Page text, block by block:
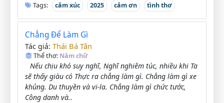
Tags: cảm xúc 2025 cảm ơn tình thơ
Chẳng Để Làm Gì
Tác giả: Thái Bá Tân
Thể thơ: Năm chữ
Nếu chịu khó suy nghĩ, Nghĩ nghiêm túc, nhiều khi Ta
sẽ thấy giàu có Thực ra chẳng làm gì. Chẳng làm gì xe
khủng. Du thuyền và vi-la. Chẳng làm gì chức tước,
Công danh và..